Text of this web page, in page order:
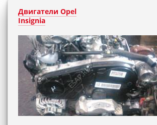
Двигатели Opel
Insignia